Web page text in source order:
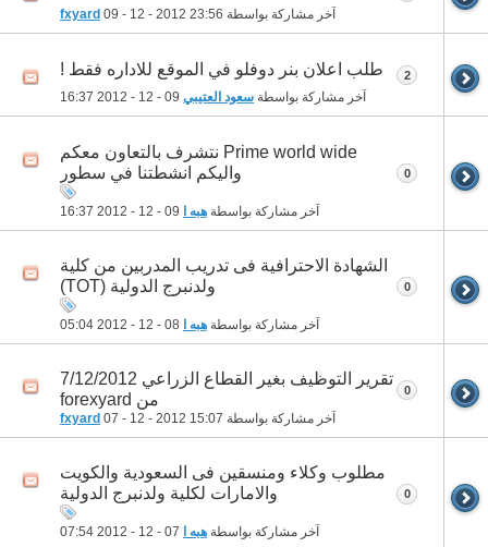
آخر مشاركة بواسطة fxyard 09 - 12 - 2012 23:56
طلب اعلان بنر دوفلو في الموقع للاداره فقط !
آخر مشاركة بواسطة سعود العتيبي 16:37
2
Prime world wide نتشرف بالتعاون معكم
واليكم انشطتنا في سطور
آخر مشاركة بواسطة هبه ا 16:37
0
الشهادة الاحترافية فى تدريب المدربين من كلية
ولدنبرج الدولية (TOT)
آخر مشاركة بواسطة هبه ا 05:04
0
تقرير التوظيف بغير القطاع الزراعي 7/12/2012
من forexyard
آخر مشاركة بواسطة fxyard 07 - 12 - 2012 15:07
0
مطلوب وكلاء ومنسقين فى السعودية والكويت
والامارات لكلية ولدنبرج الدولية
آخر مشاركة بواسطة هبه ا 07:54
0